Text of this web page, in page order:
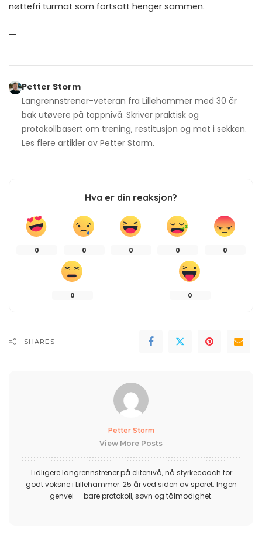
nøttefri turmat som fortsatt henger sammen.
—
Petter Storm
Langrennstrener-veteran fra Lillehammer med 30 år
bak utøvere på toppnivå. Skriver praktisk og
protokollbasert om trening, restitusjon og mat i sekken.
Les flere artikler avPetter Storm.
Hva er din reaksjon?
0 0 0 0 0
0 0
SHARES
Petter Storm
View More Posts
Tidligere langrennstrener på elitenivå, nå styrkecoach for
godt voksne i Lillehammer. 25 år ved siden av sporet. Ingen
genvei — bare protokoll, søvn og tålmodighet.